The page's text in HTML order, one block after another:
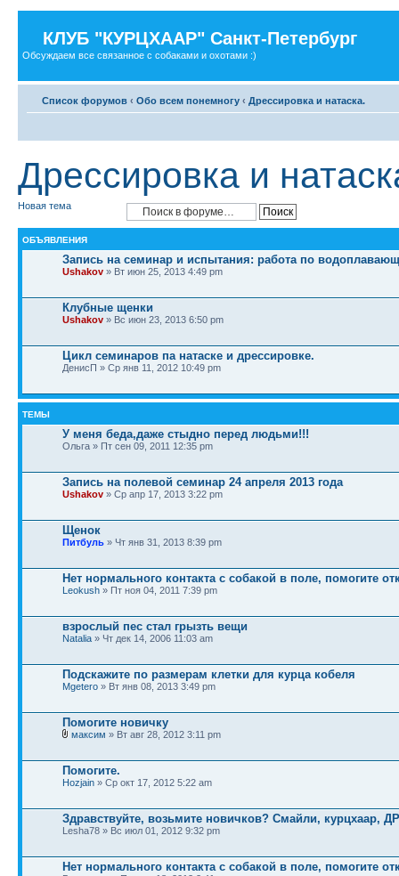
КЛУБ "КУРЦХААР" Санкт-Петербург
Обсуждаем все связанное с собаками и охотами :)
Список форумов ‹ Обо всем понемногу ‹ Дрессировка и натаска.
Дрессировка и
Новая тема
ОБЪЯВЛЕНИЯ
Запись на семинар и испытания: работа по
Ushakov » Вт июн 25, 2013 4:49 pm
Клубные щенки
Ushakov » Вс июн 23, 2013 6:50 pm
Цикл семинаров па натаске и дрессировке.
ДенисП » Ср янв 11, 2012 10:49 pm
ТЕМЫ
У меня беда,даже стыдно перед людьми!!!
Ольга » Пт сен 09, 2011 12:35 pm
Запись на полевой семинар 24 апреля 2013 года
Ushakov » Ср апр 17, 2013 3:22 pm
Щенок
Питбуль » Чт янв 31, 2013 8:39 pm
Нет нормального контакта с собакой в поле, помогите
Leokush » Пт ноя 04, 2011 7:39 pm
взрослый пес стал грызть вещи
Natalia » Чт дек 14, 2006 11:03 am
Подскажите по размерам клетки для курца кобеля
Mgetero » Вт янв 08, 2013 3:49 pm
Помогите новичку
максим » Вт авг 28, 2012 3:11 pm
Помогите.
Hozjain » Ср окт 17, 2012 5:22 am
Здравствуйте, возьмите новичков? Смайли, курцхаар,
Lesha78 » Вс июл 01, 2012 9:32 pm
Нет нормального контакта с собакой в поле, помогите